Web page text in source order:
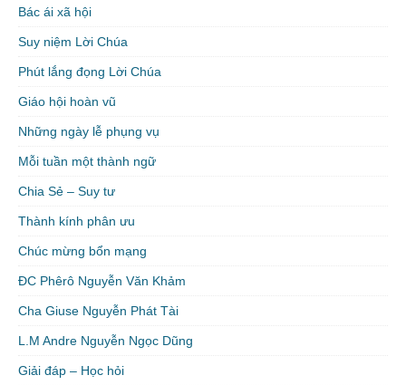
Bác ái xã hội
Suy niệm Lời Chúa
Phút lắng đọng Lời Chúa
Giáo hội hoàn vũ
Những ngày lễ phụng vụ
Mỗi tuần một thành ngữ
Chia Sẻ – Suy tư
Thành kính phân ưu
Chúc mừng bổn mạng
ĐC Phêrô Nguyễn Văn Khảm
Cha Giuse Nguyễn Phát Tài
L.M Andre Nguyễn Ngọc Dũng
Giải đáp – Học hỏi